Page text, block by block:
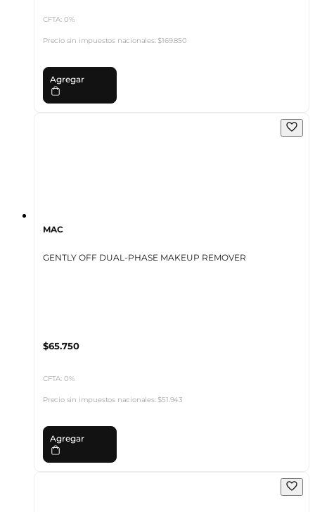
CFTA: 0%
Precio sin impuestos nacionales:$169.850
Agregar
MAC
GENTLY OFF DUAL-PHASE MAKEUP REMOVER
$65.750
CFTA: 0%
Precio sin impuestos nacionales:$51.943
Agregar